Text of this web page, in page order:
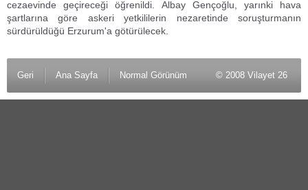
cezaevinde geçireceği öğrenildi. Albay Gençoğlu, yarınki hava
şartlarına göre askeri yetkililerin nezaretinde soruşturmanın
sürdürüldüğü Erzurum'a götürülecek.
Geri Ana Sayfa Normal Görünüm © 2008 Vilayet 26